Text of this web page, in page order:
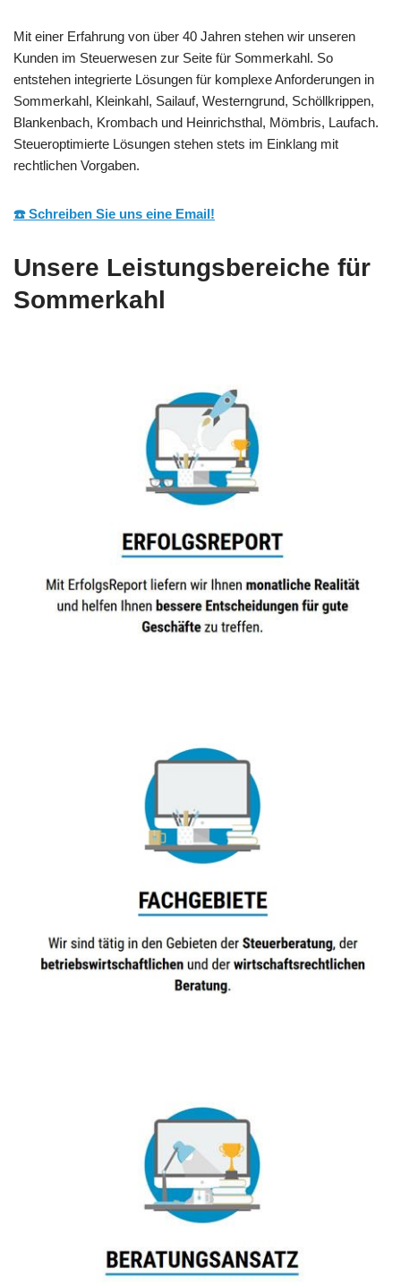
Mit einer Erfahrung von über 40 Jahren stehen wir unseren
Kunden im Steuerwesen zur Seite für Sommerkahl. So
entstehen integrierte Lösungen für komplexe Anforderungen in
Sommerkahl, Kleinkahl, Sailauf, Westerngrund, Schöllkrippen,
Blankenbach, Krombach und Heinrichsthal, Mömbris, Laufach.
Steueroptimierte Lösungen stehen stets im Einklang mit
rechtlichen Vorgaben.
☎️ Schreiben Sie uns eine Email!
Unsere Leistungsbereiche für
Sommerkahl